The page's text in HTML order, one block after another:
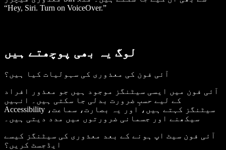
“Hey, Siri. Turn on VoiceOver.”
لوگ یہ بھی پوچھتے ہیں
آئی فون کی معذوری کی سہولیات کیا ہیں؟
آئی فون میں ایسی سیٹنگز موجود ہیں جو معذور افراد
کے لیے حسبِ ضرورت بدلی جا سکتی ہیں۔ انہیں
Accessibility سیٹنگز کہتے ہیں، اور یہ بصارت، سماعت،
سیکھنے اور جسمانی ضرورتوں میں مدد دیتی ہیں۔
آئی فون سیٹ اپ ہونے کے بعد معذوری کی سیٹنگز کیسے
ایڈجسٹ کریں؟